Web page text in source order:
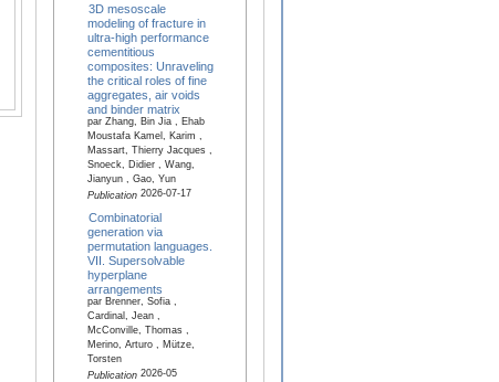
3D mesoscale
modeling of fracture in
ultra-high performance
cementitious
composites: Unraveling
the critical roles of fine
aggregates, air voids
and binder matrix
par Zhang, Bin Jia , Ehab
Moustafa Kamel, Karim ,
Massart, Thierry Jacques ,
Snoeck, Didier , Wang,
Jianyun , Gao, Yun
Publication2026-07-17
Combinatorial
generation via
permutation languages.
VII. Supersolvable
hyperplane
arrangements
par Brenner, Sofia ,
Cardinal, Jean ,
McConville, Thomas ,
Merino, Arturo , Mütze,
Torsten
Publication2026-05